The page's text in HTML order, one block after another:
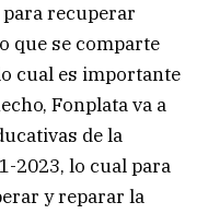
recuperar
que se comparte
cual es importante
Fonplata va a
de la
2023, lo cual para
y reparar la